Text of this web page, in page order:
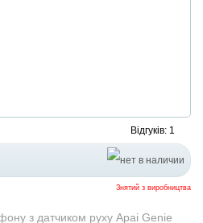
Відгуків: 1
Знятий з виробництва
з датчиком руху Apai Genie